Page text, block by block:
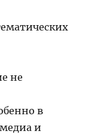
не
в
и